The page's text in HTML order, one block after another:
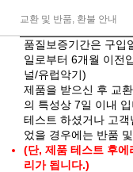
교환 및 반품, 환불 안내
품질보증기간은 구입
일로부터 6개월 이전
널/유럽악기)
제품을 받으신 후 교
의 특성상 7일 이내 입
테스트 하셨거나 고
었을 경우에는 반품
(단, 제품 테스트 후에
리가 됩니다.)